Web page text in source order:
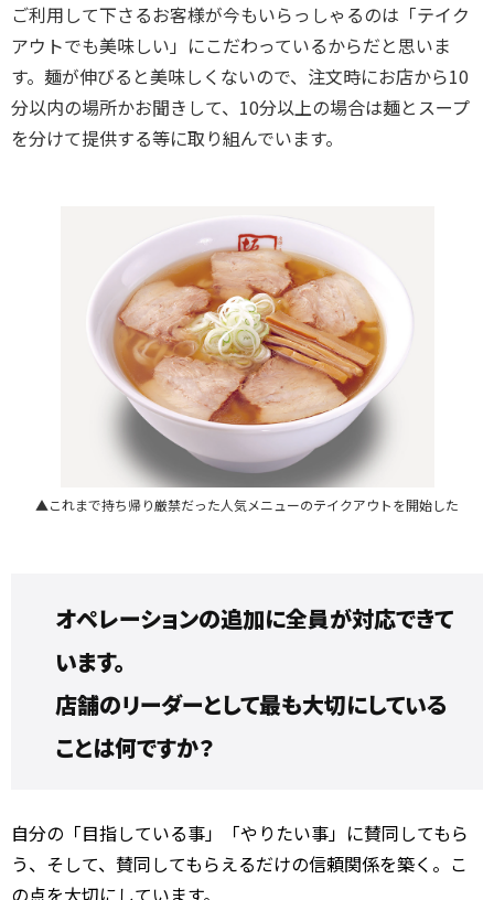
ご利用して下さるお客様が今もいらっしゃるのは「テイク
アウトでも美味しい」にこだわっているからだと思いま
す。麺が伸びると美味しくないので、注文時にお店から10
分以内の場所かお聞きして、10分以上の場合は麺とスープ
を分けて提供する等に取り組んでいます。
▲これまで持ち帰り厳禁だった人気メニューのテイクアウトを開始した
オペレーションの追加に全員が対応できて
います。
店舗のリーダーとして最も大切にしている
ことは何ですか？
自分の「目指している事」「やりたい事」に賛同してもら
う、そして、賛同してもらえるだけの信頼関係を築く。こ
の点を大切にしています。